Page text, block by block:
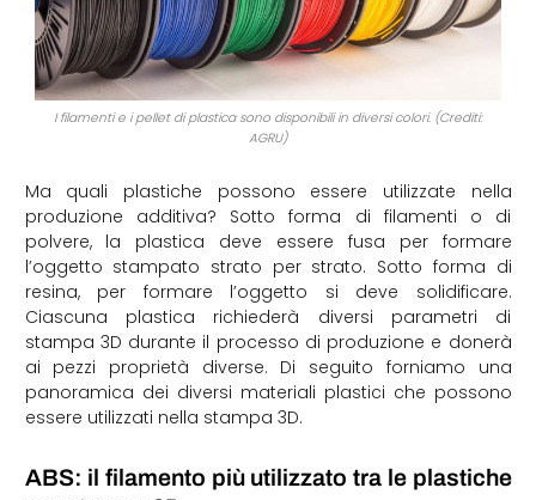
I filamenti e i pellet di plastica sono disponibili in diversi colori. (Crediti:
AGRU)
Ma quali plastiche possono essere utilizzate nella
produzione additiva? Sotto forma di filamenti o di
polvere, la plastica deve essere fusa per formare
l’oggetto stampato strato per strato. Sotto forma di
resina, per formare l’oggetto si deve solidificare.
Ciascuna plastica richiederà diversi parametri di
stampa 3D durante il processo di produzione e donerà
ai pezzi proprietà diverse. Di seguito forniamo una
panoramica dei diversi materiali plastici che possono
essere utilizzati nella stampa 3D.
ABS: il filamento più utilizzato tra le plastiche